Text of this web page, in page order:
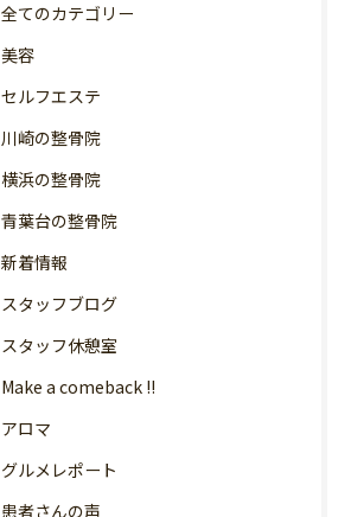
全てのカテゴリー
美容
セルフエステ
川崎の整骨院
横浜の整骨院
青葉台の整骨院
新着情報
スタッフブログ
スタッフ休憩室
Make a comeback !!
アロマ
グルメレポート
患者さんの声